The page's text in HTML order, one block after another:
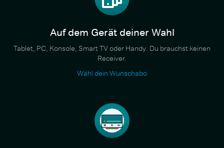
Auf dem Gerät deiner Wahl
Tablet, PC, Konsole, Smart TV oder Handy. Du brauchst keinen
Receiver.
Wähl dein Wunschabo